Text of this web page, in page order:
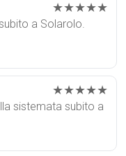
★★★★★
a Solarolo.
★★★★★
sistemata subito a